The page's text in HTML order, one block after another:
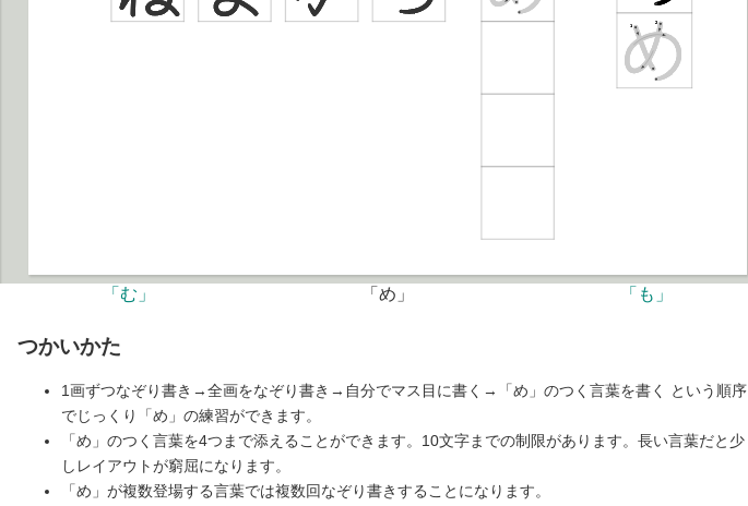
「む」 「め」 「も」
つかいかた
1画ずつなぞり書き→全画をなぞり書き→自分でマス目に書く→「め」のつく言葉を書く という順序
でじっくり「め」の練習ができます。
「め」のつく言葉を4つまで添えることができます。10文字までの制限があります。長い言葉だと少
しレイアウトが窮屈になります。
「め」が複数登場する言葉では複数回なぞり書きすることになります。